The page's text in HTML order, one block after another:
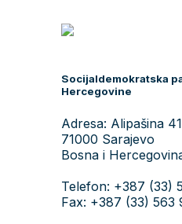
Socijaldemokratska
Hercegovine
Adresa: Alipašina 41
71000 Sarajevo
Bosna i
Telefon: +387 (33)
Fax: +387 (33) 563